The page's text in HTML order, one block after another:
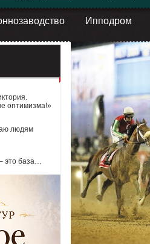
Ипподром
оптимизма!»
людям
это база…